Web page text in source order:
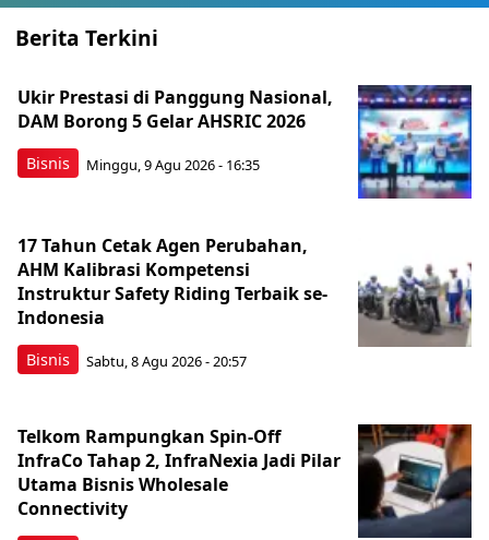
Berita Terkini
Bisnis
Ukir Prestasi di Panggung Nasional,
DAM Borong 5 Gelar AHSRIC 2026
Minggu, 9 Agu 2026 - 16:35
Bisnis
17 Tahun Cetak Agen Perubahan,
AHM Kalibrasi Kompetensi
Instruktur Safety Riding Terbaik se-
Indonesia
Sabtu, 8 Agu 2026 - 20:57
Telkom Rampungkan Spin-Off
InfraCo Tahap 2, InfraNexia Jadi Pilar
Utama Bisnis Wholesale
Connectivity